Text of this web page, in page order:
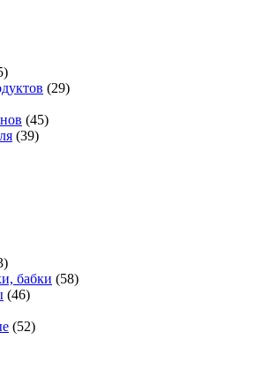
(29)
(45)
(39)
бабки (58)
(46)
(52)